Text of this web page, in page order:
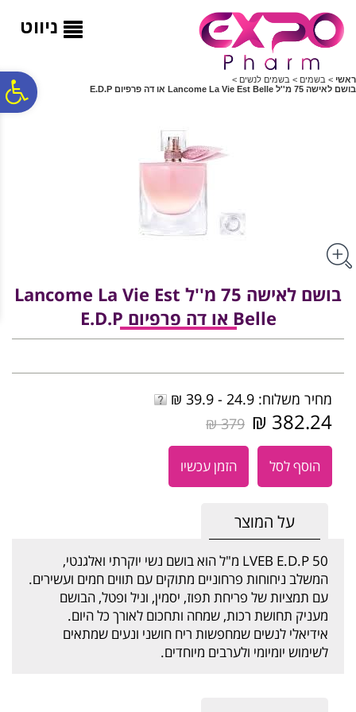
ניווט
ראשי > בשמים > בשמים לנשים >
בושם לאישה 75 מ''ל Lancome La Vie Est Belle או דה פרפיום ‏E.D.P
בושם לאישה 75 מ''ל Lancome La Vie Est
Belle או דה פרפיום ‏E.D.P
מחיר משלוח: 24.9 - 39.9 ₪
382.24 ₪
379 ₪
הוסף לסל הזמן עכשיו
על המוצר
LVEB E.D.P 50 מ"ל הוא בושם נשי יוקרתי ואלגנטי,
המשלב ניחוחות פרחוניים מתוקים עם תווים חמים ועשירים.
עם תמציות של פריחת תפוז, יסמין, וניל ופטל, הבושם
מעניק תחושת רכות, שמחה ותחכום לאורך כל היום.
אידיאלי לנשים שמחפשות ריח חושני ונעים שמתאים
לשימוש יומיומי ולערבים מיוחדים.